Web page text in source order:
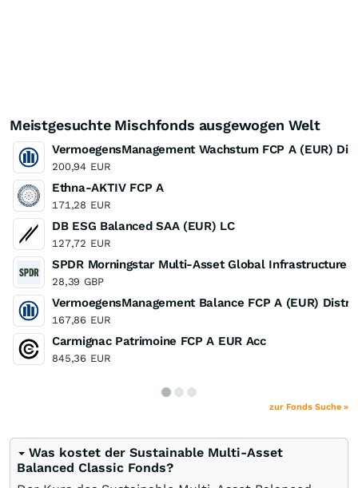
Meistgesuchte Mischfonds ausgewogen Welt
VermoegensManagement Wachstum FCP A (EUR)
200,94 EUR
Ethna-AKTIV FCP A
171,28 EUR
DB ESG Balanced SAA (EUR) LC
127,72 EUR
SPDR Morningstar Multi-Asset Global Infrastructure
28,39 GBP
VermoegensManagement Balance FCP A (EUR)
167,86 EUR
Carmignac Patrimoine FCP A EUR Acc
845,36 EUR
zur Fonds Suche »
Was kostet der Sustainable Multi-Asset
Balanced Classic Fonds?